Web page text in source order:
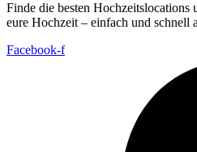
Finde die besten Hochzeitslocations
eure Hochzeit – einfach und schnell
Facebook-f